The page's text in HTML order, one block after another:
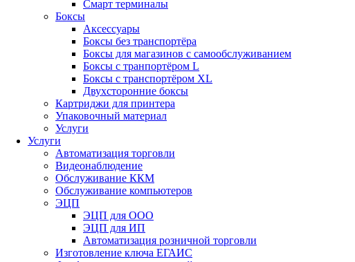
Смарт терминалы
Боксы
Аксессуары
Боксы без транспортёра
Боксы для магазинов с самообслуживанием
Боксы с транпортёром L
Боксы с транспортёром XL
Двухсторонние боксы
Картриджи для принтера
Упаковочный материал
Услуги
Услуги
Автоматизация торговли
Видеонаблюдение
Обслуживание ККМ
Обслуживание компьютеров
ЭЦП
ЭЦП для ООО
ЭЦП для ИП
Автоматизация розничной торговли
Изготовление ключа ЕГАИС